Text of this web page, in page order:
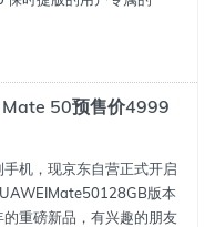
Mate 50预售价4999
机，现京东自营正式开启
版本
重磅新品，有兴趣的朋友